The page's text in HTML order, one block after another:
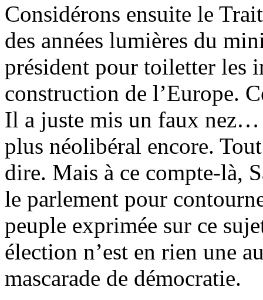
Considérons ensuite le
des années lumières du
président pour toiletter les
construction de l’Europe.
Il a juste mis un faux
plus néolibéral encore.
dire. Mais à ce compte-là,
le parlement pour
peuple exprimée sur ce
élection n’est en rien une
mascarade de démocratie.